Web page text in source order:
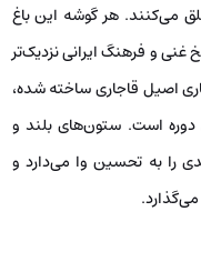
می‌کنند. هر گوشه این باغ
غنی و فرهنگ ایرانی نزدیک‌تر
اصیل قاجاری ساخته شده،
است. ستون‌های بلند و
را به تحسین وا می‌دارد و